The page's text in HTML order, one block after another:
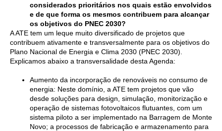
considerados prioritários nos quais estão envolvidos
e de que forma os mesmos contribuem para alcançar
os objetivos do PNEC 2030?
A ATE tem um leque muito diversificado de projetos que
contribuem ativamente e transversalmente para os objetivos do
Plano Nacional de Energia e Clima 2030 (PNEC 2030).
Explicamos abaixo a transversalidade desta Agenda:
Aumento da incorporação de renováveis no consumo de
energia: Neste domínio, a ATE tem projetos que vão
desde soluções para design, simulação, monitorização e
operação de sistemas fotovoltaicos flutuantes, com um
sistema piloto a ser implementado na Barragem de Monte
Novo; a processos de fabricação e armazenamento para